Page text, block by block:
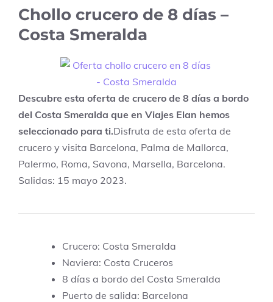
Chollo crucero de 8 días –
Costa Smeralda
Descubre esta oferta de crucero de 8 días a bordo
del Costa Smeralda que en Viajes Elan hemos
seleccionado para ti.Disfruta de esta oferta de
crucero y visita Barcelona, Palma de Mallorca,
Palermo, Roma, Savona, Marsella, Barcelona.
Salidas: 15 mayo 2023.
Crucero: Costa Smeralda
Naviera: Costa Cruceros
8 días a bordo del Costa Smeralda
Puerto de salida: Barcelona